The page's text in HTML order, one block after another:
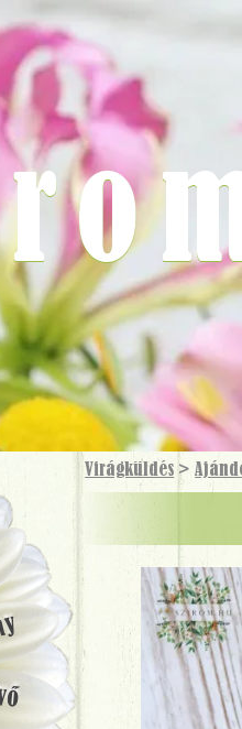
Virágküldés >